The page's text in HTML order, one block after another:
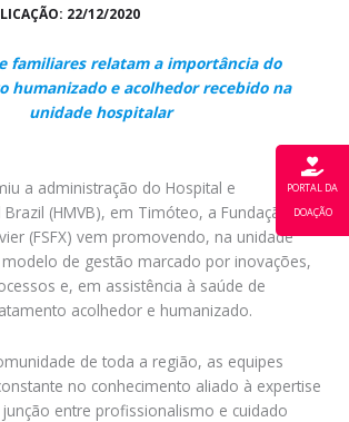
PORTAL DA
DOAÇÃO
22/12/2020
familiares relatam a importância do
humanizado e acolhedor recebido na
unidade hospitalar
a administração do Hospital e
(HMVB), em Timóteo, a Fundação
(FSFX) vem promovendo, na unidade
de gestão marcado por inovações,
e, em assistência à saúde de
acolhedor e humanizado.
de toda a região, as equipes
no conhecimento aliado à expertise
entre profissionalismo e cuidado